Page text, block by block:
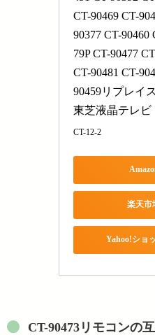
CT-90469 CT-
90377 CT-90460
79P CT-90477
CT-90481 CT-
90459リプレイ
東芝液晶テレビ
CT-12-2
楽天市
Yahoo!ショ
CT-90473リモコンの